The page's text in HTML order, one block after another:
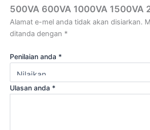
500VA 600VA 1000VA 1500VA
Alamat e-mel anda tidak akan disiarkan.
ditanda dengan *
Penilaian anda *
Ulasan anda *